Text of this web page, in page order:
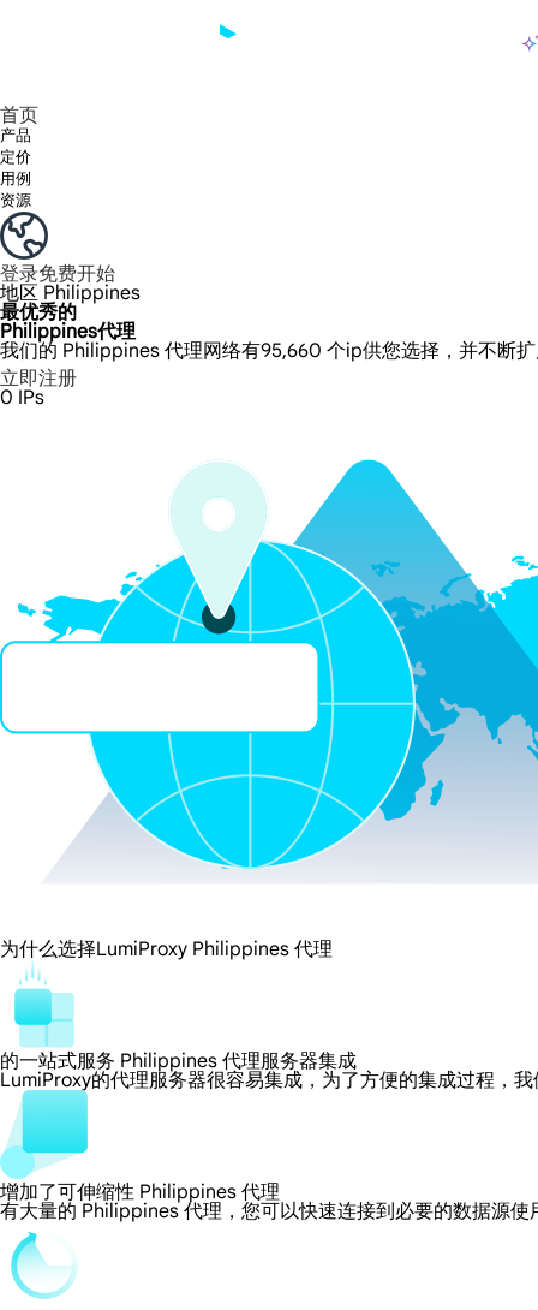
首页
产品
定价
用例
资源
登录免费开始
地区 Philippines
最优秀的
Philippines代理
我们的 Philippines 代理网络有95,660 个ip供您选择，并不断
立即注册
0 IPs
为什么选择LumiProxy Philippines 代理
的一站式服务 Philippines 代理服务器集成
LumiProxy的代理服务器很容易集成，为了方便的集成过程，
增加了可伸缩性 Philippines 代理
有大量的 Philippines 代理，您可以快速连接到必要的数据源